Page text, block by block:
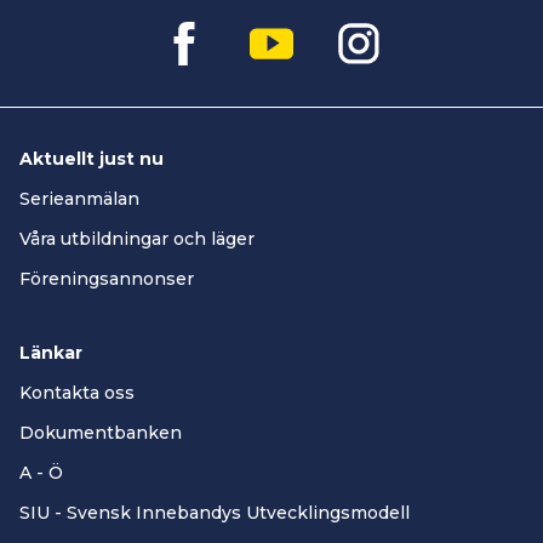
Aktuellt just nu
Serieanmälan
Våra utbildningar och läger
Föreningsannonser
Länkar
Kontakta oss
Dokumentbanken
A - Ö
SIU - Svensk Innebandys Utvecklingsmodell